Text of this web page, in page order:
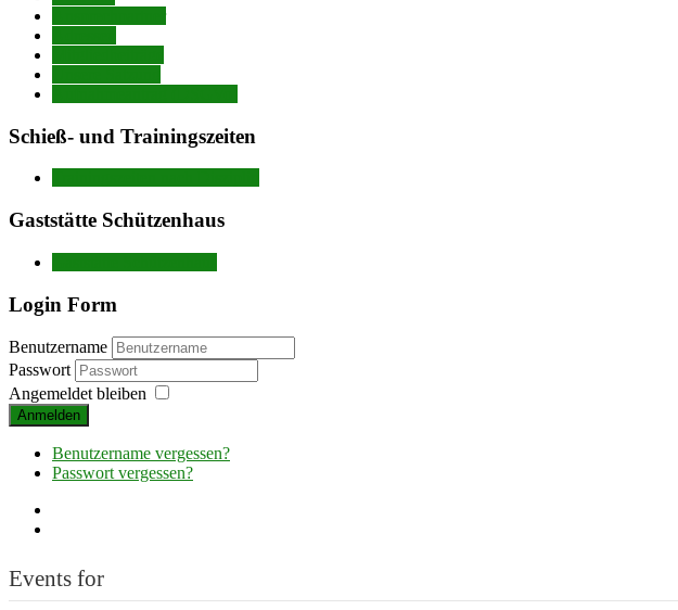
Schieß- und Trainingszeiten
Gaststätte Schützenhaus
Login Form
Benutzername
Passwort
Angemeldet bleiben
Anmelden
Benutzername vergessen?
Passwort vergessen?
Events for